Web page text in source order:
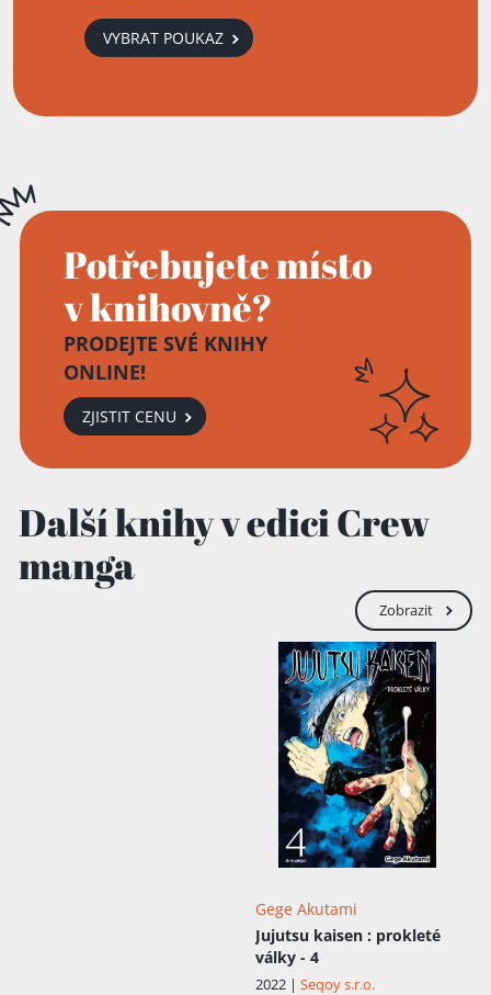
VYBRAT POUKAZ
Potřebujete místo
v knihovně?
PRODEJTE SVÉ KNIHY
ONLINE!
ZJISTIT CENU
Další knihy v edici Crew
manga
Zobrazit
Gege Akutami
Jujutsu kaisen : prokleté
války - 4
2022 | Seqoy s.r.o.
Přidáno do košíku!